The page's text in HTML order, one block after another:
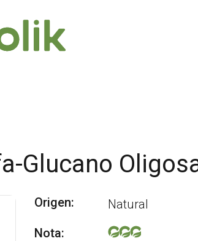
Glucano
Origen:
Natural
Nota: